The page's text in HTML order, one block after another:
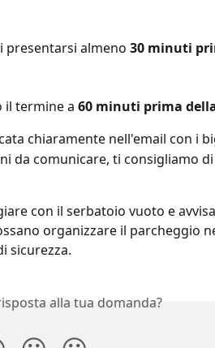
presentarsi almeno 30 minuti
il termine a 60 minuti prima
chiaramente nell'email con i
da comunicare, ti consigliamo
con il serbatoio vuoto e
organizzare il parcheggio
sicurezza.
alla tua domanda?